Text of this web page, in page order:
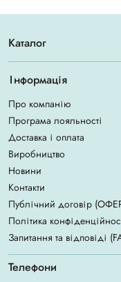
Каталог
Інформація
Про компанію
Програма лояльності
Доставка і оплата
Виробництво
Новини
Контакти
Публічний договір
Політика
Запитання та відповіді
Телефони